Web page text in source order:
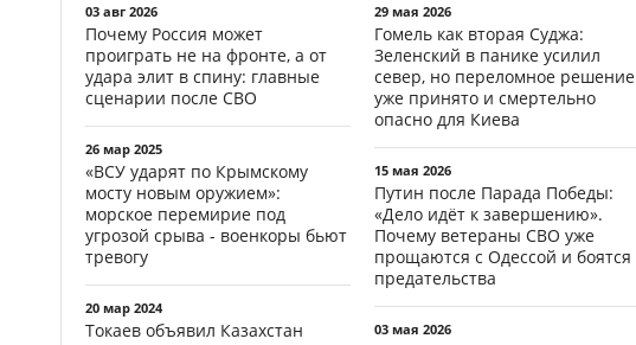
03 авг 2026
Почему Россия может
проиграть не на фронте, а от
удара элит в спину: главные
сценарии после СВО
26 мар 2025
«ВСУ ударят по Крымскому
мосту новым оружием»:
морское перемирие под
угрозой срыва - военкоры бьют
тревогу
20 мар 2024
Токаев объявил Казахстан
29 мая 2026
Гомель как вторая Суджа:
Зеленский в панике усилил
север, но переломное решение
уже принято и смертельно
опасно для Киева
15 мая 2026
Путин после Парада Победы:
«Дело идёт к завершению».
Почему ветераны СВО уже
прощаются с Одессой и боятся
предательства
03 мая 2026